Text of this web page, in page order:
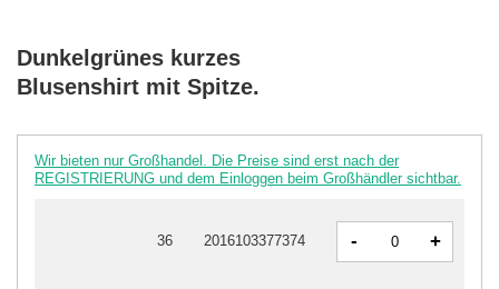
Dunkelgrünes kurzes
Blusenshirt mit Spitze.
Wir bieten nur Großhandel. Die Preise sind erst nach der
REGISTRIERUNG und dem Einloggen beim Großhändler sichtbar.
36 2016103377374 - +